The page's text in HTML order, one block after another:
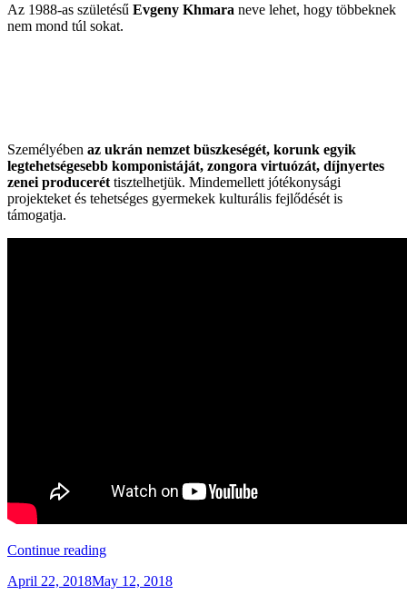
Az 1988-as születésű Evgeny Khmara neve lehet, hogy többeknek
nem mond túl sokat.
Személyében az ukrán nemzet büszkeségét, korunk egyik
legtehetségesebb komponistáját, zongora virtuózát, díjnyertes
zenei producerét tisztelhetjük. Mindemellett jótékonysági
projekteket és tehetséges gyermekek kulturális fejlődését is
támogatja.
Continue reading“Zöld
&
Posted
April 22, 2018May 12, 2018